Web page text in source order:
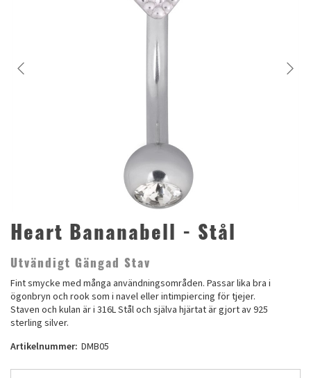
Heart Bananabell - Stål
Utvändigt Gängad Stav
Fint smycke med många användningsområden. Passar lika bra i
ögonbryn och rook som i navel eller intimpiercing för tjejer.
Staven och kulan är i 316L Stål och själva hjärtat är gjort av 925
sterling silver.
Artikelnummer: DMB05